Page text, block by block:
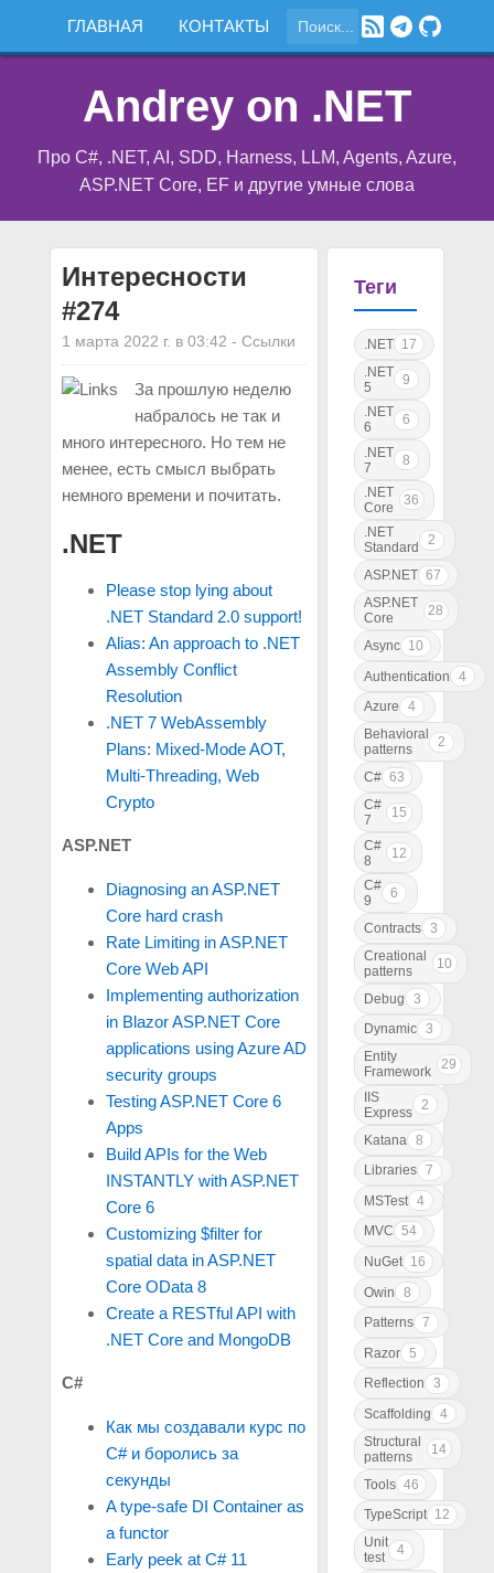
ГЛАВНАЯ КОНТАКТЫ
Andrey on .NET
Про C#, .NET, AI, SDD, Harness, LLM, Agents, Azure,
ASP.NET Core, EF и другие умные слова
Интересности
#274
1 марта 2022 г. в 03:42 - Ссылки
За прошлую неделю
набралось не так и
много интересного. Но тем не
менее, есть смысл выбрать
немного времени и почитать.
.NET
Please stop lying about
.NET Standard 2.0 support!
Alias: An approach to .NET
Assembly Conflict
Resolution
.NET 7 WebAssembly
Plans: Mixed-Mode AOT,
Multi-Threading, Web
Crypto
ASP.NET
Diagnosing an ASP.NET
Core hard crash
Rate Limiting in ASP.NET
Core Web API
Implementing authorization
in Blazor ASP.NET Core
applications using Azure AD
security groups
Testing ASP.NET Core 6
Apps
Build APIs for the Web
INSTANTLY with ASP.NET
Core 6
Customizing $filter for
spatial data in ASP.NET
Core OData 8
Create a RESTful API with
.NET Core and MongoDB
C#
Как мы создавали курс по
C# и боролись за
секунды
A type-safe DI Container as
a functor
Early peek at C# 11
Теги
.NET 17
.NET
5
9
.NET
6
6
.NET
7
8
.NET
Core
36
.NET
Standard
2
ASP.NET 67
ASP.NET
Core
28
Async 10
Authentication
4
Azure
4
Behavioral
patterns
2
C# 63
C#
7
15
C#
8
12
C#
9
6
Contracts 3
Creational
patterns
10
Debug
3
Dynamic 3
Entity
Framework
29
IIS
Express
2
Katana
8
Libraries 7
MSTest 4
MVC 54
NuGet 16
Owin
8
Patterns 7
Razor 5
Reflection
3
Scaffolding
4
Structural
patterns
14
Tools 46
TypeScript 12
Unit
test
4